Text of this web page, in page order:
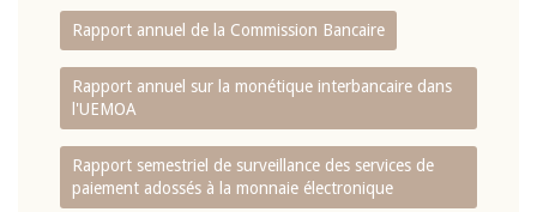
Rapport annuel de la Commission Bancaire
Rapport annuel sur la monétique interbancaire dans
l'UEMOA
Rapport semestriel de surveillance des services de
paiement adossés à la monnaie électronique